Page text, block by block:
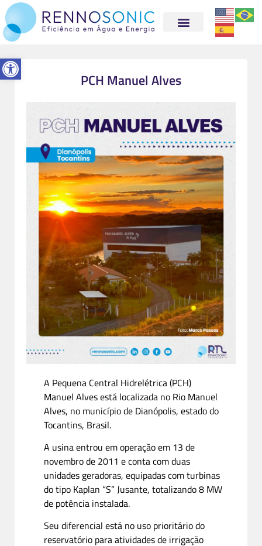
Abrir a barra de ferramentas
PCH Manuel Alves
A Pequena Central Hidrelétrica (PCH)
Manuel Alves está localizada no Rio Manuel
Alves, no município de Dianópolis, estado do
Tocantins, Brasil.
A usina entrou em operação em 13 de
novembro de 2011 e conta com duas
unidades geradoras, equipadas com turbinas
do tipo Kaplan “S” Jusante, totalizando 8 MW
de potência instalada.
Seu diferencial está no uso prioritário do
reservatório para atividades de irrigação